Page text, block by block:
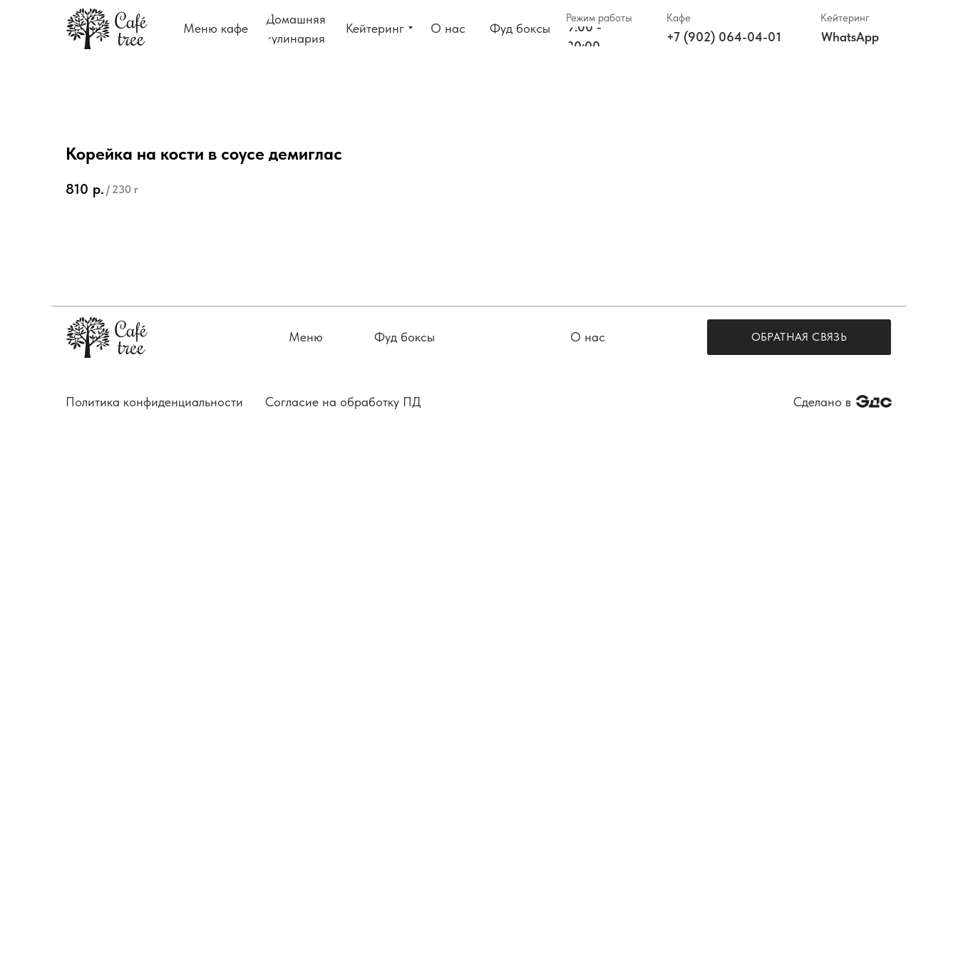
Меню кафе Фуд боксы
Домашняя
кулинария
Кейтеринг О нас
+7 (902) 064-04-01 WhatsApp
9:00 -
20:00
Кафе Кейтеринг
Режим работы
Корейка на кости в соусе демиглас
810 р. / 230 г
Сделано в
Меню Фуд боксы О нас ОБРАТНАЯ СВЯЗЬ
Согласие на обработку ПД
Политика конфиденциальности